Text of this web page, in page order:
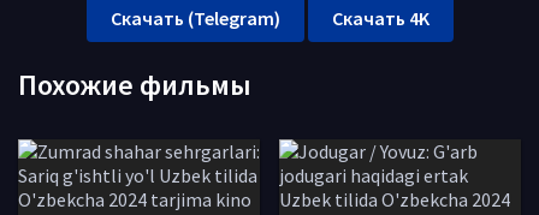
Скачать (Telegram)
Скачать 4K
Похожие фильмы